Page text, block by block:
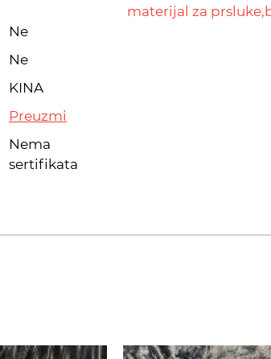
Ne
Ne
KINA
Preuzmi
Nema
sertifikata
materijal za prsluke,